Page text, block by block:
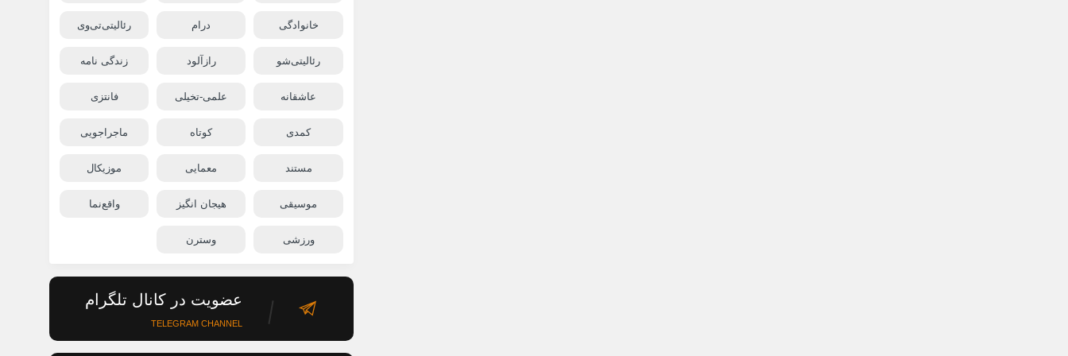
خانوادگی درام رئالیتی‌تی‌وی
رئالیتی‌شو رازآلود زندگی نامه
عاشقانه علمی-تخیلی فانتزی
کمدی کوتاه ماجراجویی
مستند معمایی موزیکال
موسیقی هیجان انگیز واقع‌نما
ورزشی وسترن
عضویت در کانال تلگرام
TELEGRAM CHANNEL